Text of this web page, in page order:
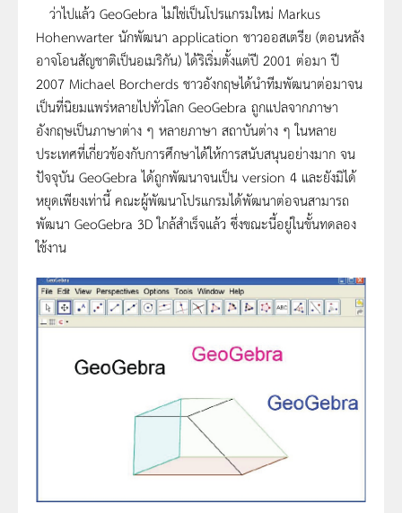
ว่าไปแล้ว GeoGebra ไม่ใช่เป็นโปรแกรมใหม่ Markus
Hohenwarter นักพัฒนา application ชาวออสเตรีย (ตอนหลัง
อาจโอนสัญชาติเป็นอเมริกัน) ได้ริเริ่มตั้งแต่ปี 2001 ต่อมา ปี
2007 Michael Borcherds ชาวอังกฤษได้นำทีมพัฒนาต่อมาจน
เป็นที่นิยมแพร่หลายไปทั่วโลก GeoGebra ถูกแปลจากภาษา
อังกฤษเป็นภาษาต่าง ๆ หลายภาษา สถาบันต่าง ๆ ในหลาย
ประเทศที่เกี่ยวข้องกับการศึกษาได้ให้การสนับสนุนอย่างมาก จน
ปัจจุบัน GeoGebra ได้ถูกพัฒนาจนเป็น version 4 และยังมิได้
หยุดเพียงเท่านี้ คณะผู้พัฒนาโปรแกรมได้พัฒนาต่อจนสามารถ
พัฒนา GeoGebra 3D ใกล้สำเร็จแล้ว ซึ่งขณะนี้อยู่ในขั้นทดลอง
ใช้งาน